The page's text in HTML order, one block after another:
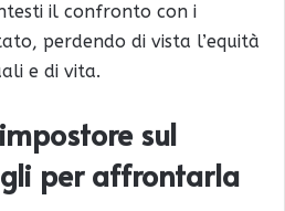
il confronto con i
perdendo di vista l’equità
e di vita.
sul
per affrontarla